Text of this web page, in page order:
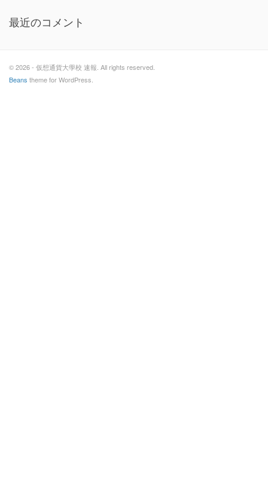
最近のコメント
© 2026 - 仮想通貨大學校 速報. All rights reserved.
Beans theme for WordPress.